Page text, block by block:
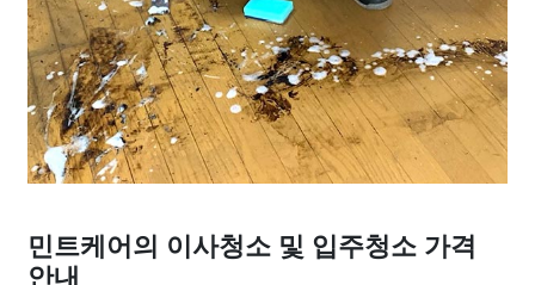
민트케어의 이사청소 및 입주청소 가격
안내